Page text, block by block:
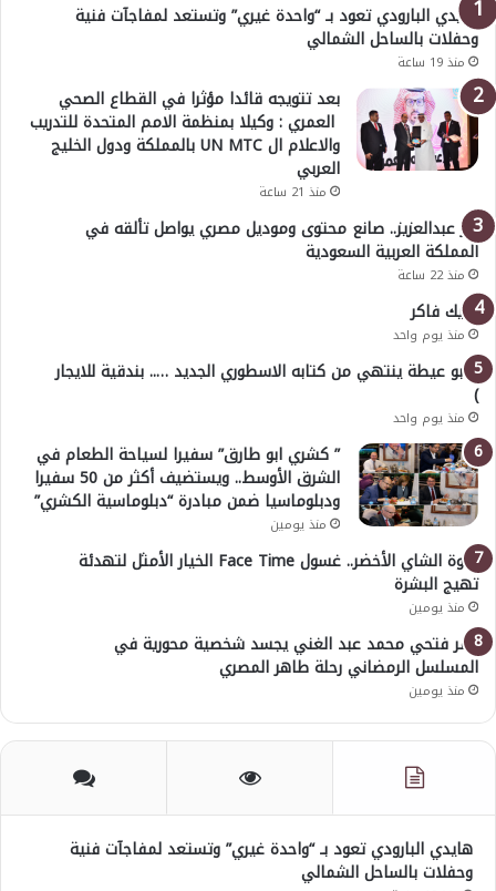
هايدي البارودي تعود بـ “واحدة غيري” وتستعد لمفاجآت فنية
وحفلات بالساحل الشمالي
منذ 19 ساعة
بعد تتويجه قائدا مؤثرا في القطاع الصحي
العمري : وكيلا بمنظمة الامم المتحدة للتدريب
والاعلام ال UN MTC بالمملكة ودول الخليج
العربي
منذ 21 ساعة
بدر عبدالعزيز.. صانع محتوى وموديل مصري يواصل تألقه في
المملكة العربية السعودية
منذ 22 ساعة
خليك فاكر
منذ يوم واحد
( أبو عيطة ينتهي من كتابه الاسطوري الجديد ….. بندقية للايجار
)
منذ يوم واحد
” كشري ابو طارق” سفيرا لسياحة الطعام في
الشرق الأوسط.. ويستضيف أكثر من 50 سفيرا
ودبلوماسيا ضمن مبادرة “دبلوماسية الكشري”
منذ يومين
قوة الشاي الأخضر.. غسول Face Time الخيار الأمثل لتهدئة
تهيج البشرة
منذ يومين
عمر فتحي محمد عبد الغني يجسد شخصية محورية في
المسلسل الرمضاني رحلة طاهر المصري
منذ يومين
هايدي البارودي تعود بـ “واحدة غيري” وتستعد لمفاجآت فنية
وحفلات بالساحل الشمالي